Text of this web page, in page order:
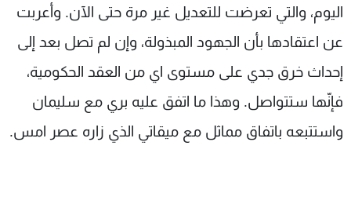
اليوم، والتي تعرضت للتعديل غير مرة حتى الآن. وأعربت
عن اعتقادها بأن الجهود المبذولة، وإن لم تصل بعد إلى
إحداث خرق جدي على مستوى اي من العقد الحكومية،
فإنّها ستتواصل. وهذا ما اتفق عليه بري مع سليمان
واستتبعه باتفاق مماثل مع ميقاتي الذي زاره عصر امس.
سياسة الخصوصية